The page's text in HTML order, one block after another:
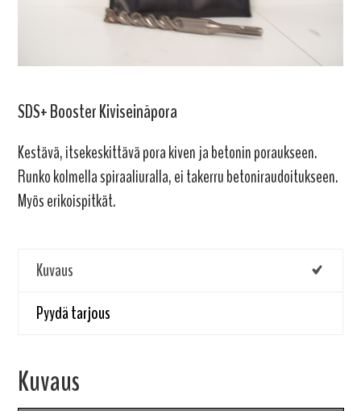
SDS+ Booster Kiviseinäpora
Kestävä, itsekeskittävä pora kiven ja betonin poraukseen.
Runko kolmella spiraaliuralla, ei takerru betoniraudoitukseen.
Myös erikoispitkät.
Kuvaus
Pyydä tarjous
Kuvaus